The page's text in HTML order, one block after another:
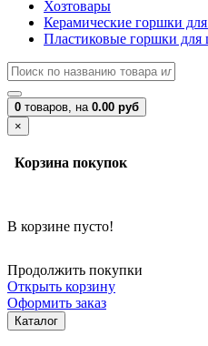
Хозтовары
Керамические горшки
Пластиковые горшки для
0 товаров, на 0.00 руб
×
Корзина покупок
В корзине пусто!
Продолжить покупки
Открыть корзину
Оформить заказ
Каталог